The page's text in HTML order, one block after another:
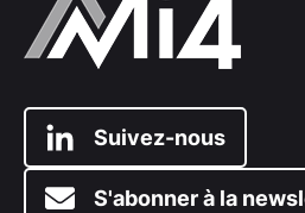
Suivez-nous
S'abonner à la